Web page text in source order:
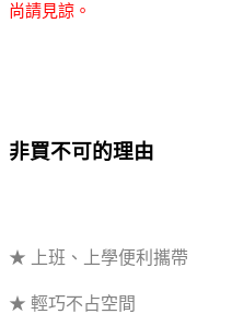
尚請見諒。
非買不可的理由
★ 上班、上學便利攜帶
★ 輕巧不占空間